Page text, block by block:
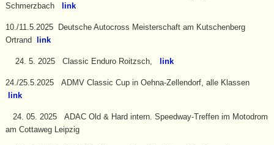
Schmerzbach link
10./11.5.2025 Deutsche Autocross Meisterschaft am Kutschenberg
Ortrand link
24. 5. 2025 Classic Enduro Roitzsch, link
24./25.5.2025 ADMV Classic Cup in Oehna-Zellendorf, alle Klassen
link
24. 05. 2025 ADAC Old & Hard intern. Speedway-Treffen im Motodrom
am Cottaweg Leipzig